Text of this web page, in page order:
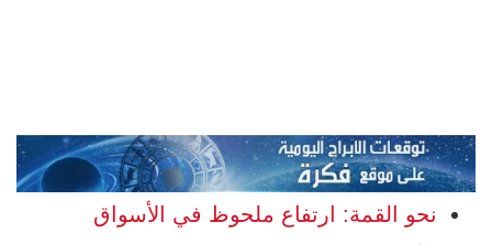
نحو القمة: ارتفاع ملحوظ في الأسواق